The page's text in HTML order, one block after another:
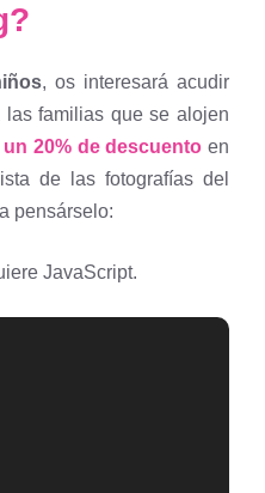
, os interesará acudir
familias que se alojen
un 20% de descuento en
de las fotografías del
pensárselo:
JavaScript.